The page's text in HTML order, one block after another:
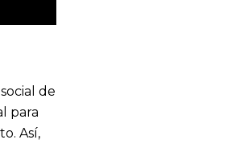
de
para
Así,